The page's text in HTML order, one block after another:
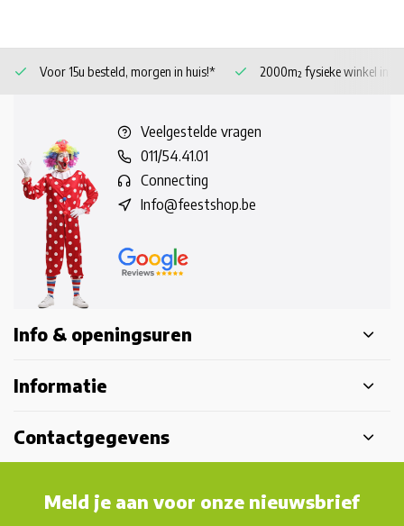
Voor 15u besteld, morgen in huis!* 2000m² fysieke winkel in
Veelgestelde vragen
011/54.41.01
Connecting
Info@feestshop.be
Info & openingsuren
Informatie
Contactgegevens
Meld je aan voor onze nieuwsbrief